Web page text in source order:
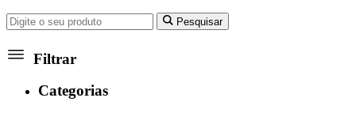
Pesquisar
Filtrar
Categorias